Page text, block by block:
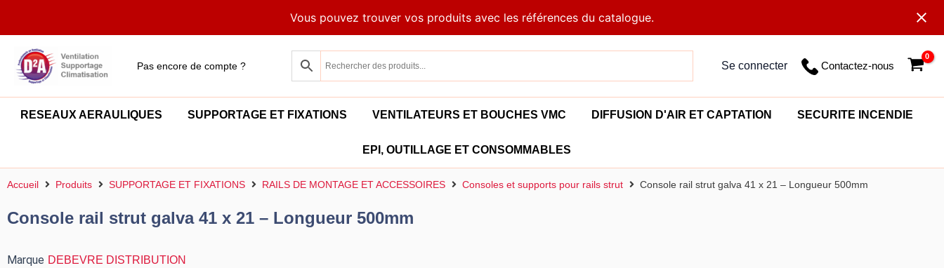
Vous pouvez trouver vos produits avec les références du catalogue.
Pas encore de compte ? Se connecter Contactez-nous
RESEAUX AERAULIQUES SUPPORTAGE ET FIXATIONS VENTILATEURS ET BOUCHES VMC DIFFUSION D'AIR ET CAPTATION SECURITE INCENDIE
EPI, OUTILLAGE ET CONSOMMABLES
Accueil Produits SUPPORTAGE ET FIXATIONS RAILS DE MONTAGE ET ACCESSOIRES Consoles et supports pour rails strut Console rail strut galva 41 x 21 – Longueur 500mm
Console rail strut galva 41 x 21 – Longueur 500mm
Marque DEBEVRE DISTRIBUTION